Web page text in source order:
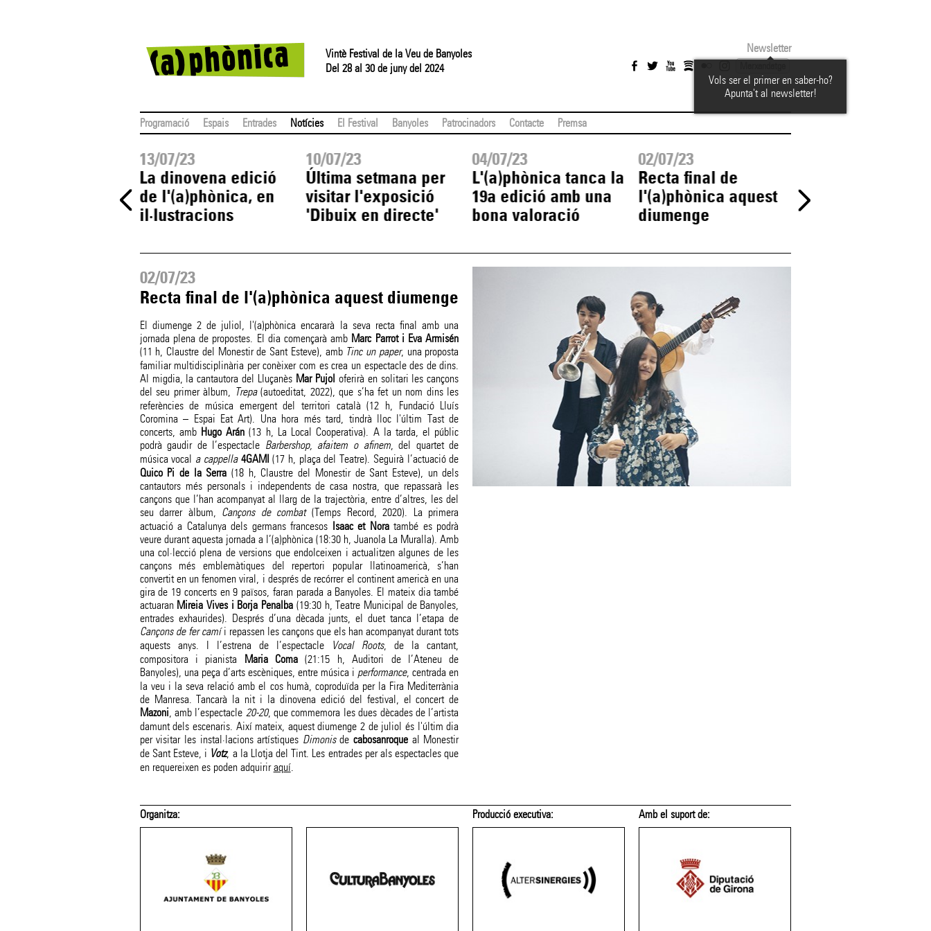
Vintè Festival de la Veu de Banyoles
Del 28 al 30 de juny del 2024
Newsletter
Vols ser el primer en saber-ho?
Apunta't al newsletter!
Programació Espais Entrades Notícies El Festival Banyoles Patrocinadors Contacte Premsa
13/07/23
La dinovena edició
de l'(a)phònica, en
il·lustracions
10/07/23
Última setmana per
visitar l'exposició
'Dibuix en directe'
04/07/23
L'(a)phònica tanca la
19a edició amb una
bona valoració
02/07/23
Recta final de
l'(a)phònica aquest
diumenge
continua
02/07/23
Recta final de l'(a)phònica aquest diumenge
El diumenge 2 de juliol, l'(a)phònica encararà la seva recta final amb una
jornada plena de propostes. El dia començarà amb Marc Parrot i Eva Armisén
(11 h, Claustre del Monestir de Sant Esteve), amb Tinc un paper, una proposta
familiar multidisciplinària per conèixer com es crea un espectacle des de dins.
Al migdia, la cantautora del Lluçanès Mar Pujol oferirà en solitari les cançons
del seu primer àlbum, Trepa(autoeditat, 2022), que s’ha fet un nom dins les
referències de música emergent del territori català (12 h, Fundació Lluís
Coromina – Espai Eat Art). Una hora més tard, tindrà lloc l'últim Tast de
concerts, amb Hugo Arán (13 h, La Local Cooperativa). A la tarda, el públic
podrà gaudir de l’espectacle Barbershop, afaitem o afinem, del quartet de
música vocal a cappella 4GAMI (17 h, plaça del Teatre). Seguirà l’actuació de
Quico Pi de la Serra (18 h, Claustre del Monestir de Sant Esteve), un dels
cantautors més personals i independents de casa nostra, que repassarà les
cançons que l’han acompanyat al llarg de la trajectòria, entre d’altres, les del
seu darrer àlbum, Cançons de combat(Temps Record, 2020). La primera
actuació a Catalunya dels germans francesos
Isaac et Noratambé es podrà
veure durant aquesta jornada a l’(a)phònica (18:30 h, Juanola La Muralla). Amb
una col·lecció plena de versions que endolceixen i actualitzen algunes de les
cançons més emblemàtiques del repertori popular llatinoamericà, s’han
convertit en un fenomen viral, i després de recórrer el continent americà en una
gira de 19 concerts en 9 països, faran parada a Banyoles. El mateix dia també
actuaran Mireia Vives i Borja Penalba (19:30 h, Teatre Municipal de Banyoles,
entrades exhaurides). Després d’una dècada junts, el duet tanca l’etapa de
Cançons de fer camíi repassen les cançons que els han acompanyat durant tots
aquests anys. I l’estrena de l’espectacle
Vocal Roots, de la cantant,
compositora i pianista
Maria Coma (21:15 h, Auditori de l’Ateneu de
Banyoles), una peça d’arts escèniques, entre música i performance, centrada en
la veu i la seva relació amb el cos humà, coproduïda per la Fira Mediterrània
de Manresa. Tancarà la nit i la dinovena edició del festival, el concert de
Mazoni, amb l’espectacle 20-20, que commemora les dues dècades de l’artista
damunt dels escenaris. Així mateix, aquest diumenge 2 de juliol és l'últim dia
per visitar les instal·lacions artístiques Dimonisdecabosanroque al Monestir
de Sant Esteve, i Votz, a la Llotja del Tint. Les entrades per als espectacles que
en requereixen es poden adquiriraquí.
Organitza: Producció executiva: Amb el suport de: